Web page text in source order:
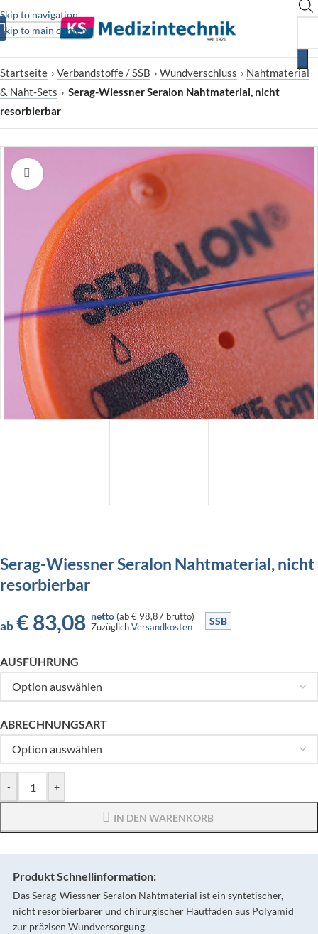
Skip to navigation
Skip to main content
Startseite › Verbandstoffe / SSB › Wundverschluss › Nahtmaterial
& Naht-Sets › Serag-Wiessner Seralon Nahtmaterial, nicht
resorbierbar
Zum Vergrößern klicken
Serag-Wiessner Seralon Nahtmaterial, nicht
resorbierbar
ab €83,08 netto (ab€ 98,87 brutto)
ZuzüglichVersandkosten SSB
AUSFÜHRUNG
ABRECHNUNGSART
- +
IN DEN WARENKORB
Produkt Schnellinformation:
Das Serag-Wiessner Seralon Nahtmaterial ist ein syntetischer,
nicht resorbierbarer und chirurgischer Hautfaden aus Polyamid
zur präzisen Wundversorgung.